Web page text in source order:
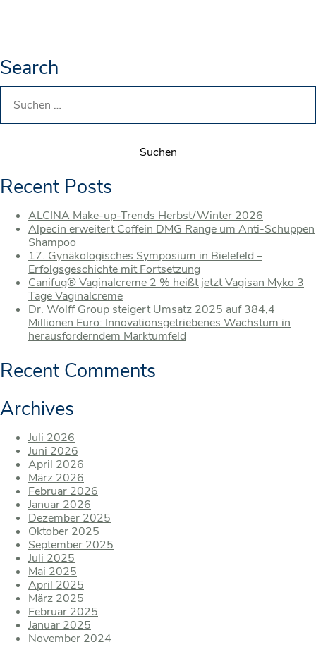
Search
Suchen
Recent Posts
ALCINA Make-up-Trends Herbst/Winter 2026
Alpecin erweitert Coffein DMG Range um Anti-Schuppen
Shampoo
17. Gynäkologisches Symposium in Bielefeld –
Erfolgsgeschichte mit Fortsetzung
Canifug® Vaginalcreme 2 % heißt jetzt Vagisan Myko 3
Tage Vaginalcreme
Dr. Wolff Group steigert Umsatz 2025 auf 384,4
Millionen Euro: Innovationsgetriebenes Wachstum in
herausforderndem Marktumfeld
Recent Comments
Archives
Juli 2026
Juni 2026
April 2026
März 2026
Februar 2026
Januar 2026
Dezember 2025
Oktober 2025
September 2025
Juli 2025
Mai 2025
April 2025
März 2025
Februar 2025
Januar 2025
November 2024